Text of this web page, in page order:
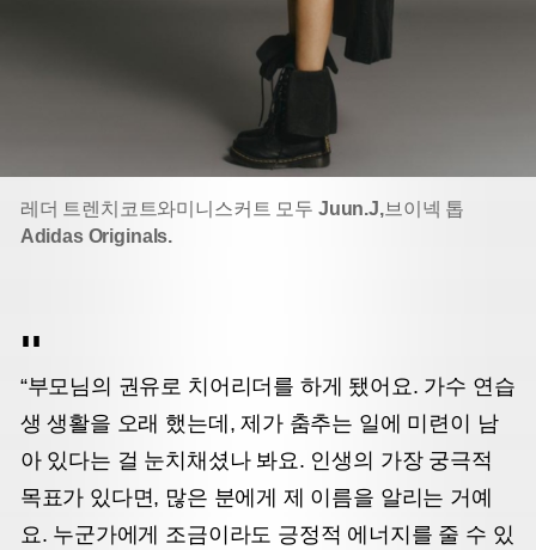
레더 트렌치코트와미니스커트 모두 Juun.J,브이넥 톱
Adidas Originals.
“부모님의 권유로 치어리더를 하게 됐어요. 가수 연습
생 생활을 오래 했는데, 제가 춤추는 일에 미련이 남
아 있다는 걸 눈치채셨나 봐요. 인생의 가장 궁극적
목표가 있다면, 많은 분에게 제 이름을 알리는 거예
요. 누군가에게 조금이라도 긍정적 에너지를 줄 수 있